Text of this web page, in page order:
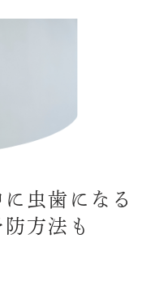
虫歯になる
方法も